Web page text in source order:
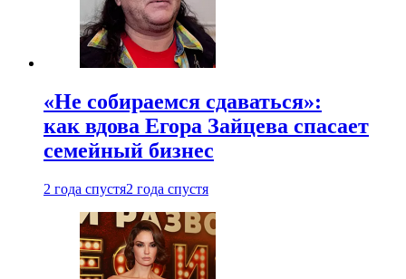
«Не собираемся сдаваться»:
как вдова Егора Зайцева спасает
семейный бизнес
2 года спустя2 года спустя